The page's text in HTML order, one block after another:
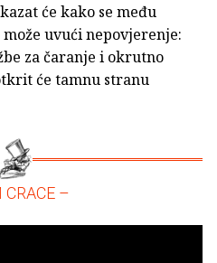
će kako se među
uvući nepovjerenje:
za čaranje i okrutno
će tamnu stranu
–